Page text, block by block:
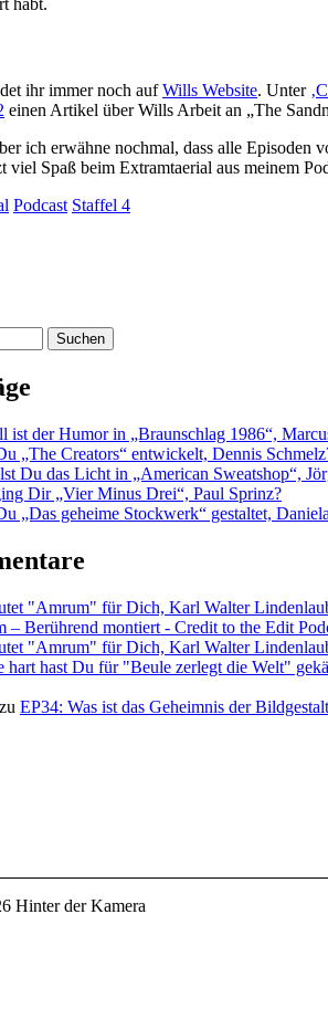
ihr immer noch aufWills Website. Unter
einen Artikel über Wills Arbeit an „The
ich erwähne nochmal, dass alle Episoden
viel Spaß beim Extramtaerial aus meinem
Podcast Staffel 4
ist der Humor in „Braunschlag 1986“,
„The Creators“ entwickelt, Dennis
Du das Licht in „American Sweatshop“,
Dir „Vier Minus Drei“, Paul Sprinz?
„Das geheime Stockwerk“ gestaltet,
"Amrum" für Dich, Karl Walter
– Berührend montiert - Credit to the Edit
"Amrum" für Dich, Karl Walter
hart hast Du für "Beule zerlegt die Welt"
zu EP34: Was ist das Geheimnis der
Hinter der Kamera